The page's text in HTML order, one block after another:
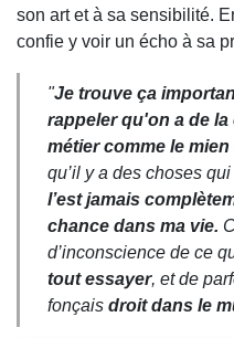
son art et à sa sensibilité.
confie y voir un écho à sa
"Je trouve ça
rappeler qu'on a de la
métier comme le mien
qu’il y a des choses
l’est jamais
chance dans ma vie.
d’inconscience de ce
tout essayer, et de
fonçais droit dans le